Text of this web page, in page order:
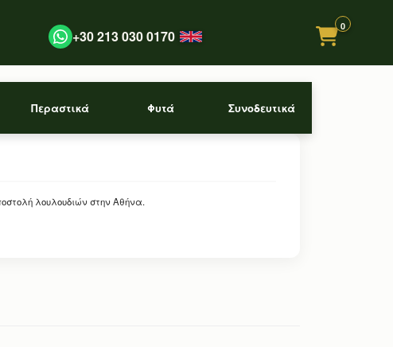
+30 213 030 0170
0
Περαστικά Φυτά Συνοδευτικά
λουλουδιών στην Αθήνα.